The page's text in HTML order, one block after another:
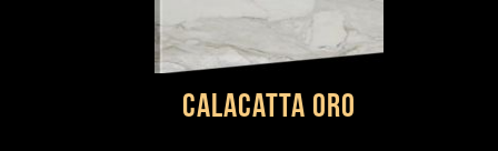
Calacatta Oro